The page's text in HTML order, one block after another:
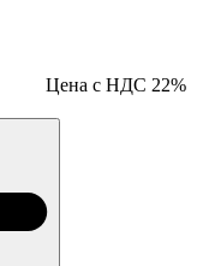
Цена с НДС 22%